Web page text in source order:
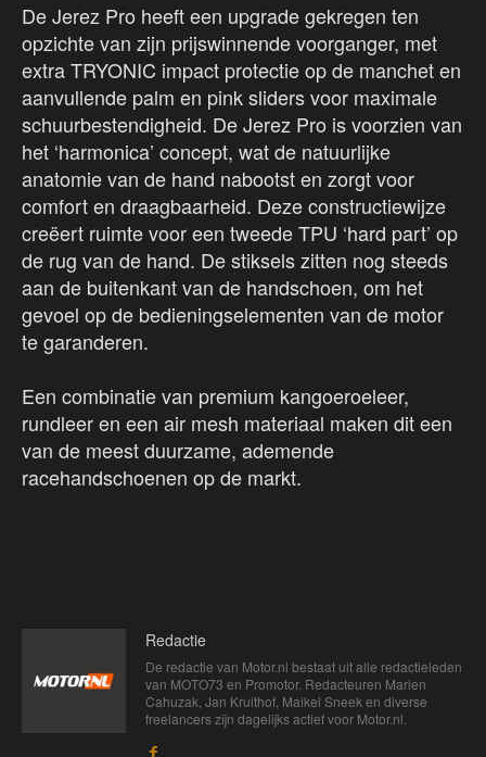
De Jerez Pro heeft een upgrade gekregen ten
opzichte van zijn prijswinnende voorganger, met
extra TRYONIC impact protectie op de manchet en
aanvullende palm en pink sliders voor maximale
schuurbestendigheid. De Jerez Pro is voorzien van
het ‘harmonica’ concept, wat de natuurlijke
anatomie van de hand nabootst en zorgt voor
comfort en draagbaarheid. Deze constructiewijze
creëert ruimte voor een tweede TPU ‘hard part’ op
de rug van de hand. De stiksels zitten nog steeds
aan de buitenkant van de handschoen, om het
gevoel op de bedieningselementen van de motor
te garanderen.
Een combinatie van premium kangoeroeleer,
rundleer en een air mesh materiaal maken dit een
van de meest duurzame, ademende
racehandschoenen op de markt.
Redactie
De redactie van Motor.nl bestaat uit alle redactieleden
van MOTO73 en Promotor. Redacteuren Marien
Cahuzak, Jan Kruithof, Maikel Sneek en diverse
freelancers zijn dagelijks actief voor Motor.nl.